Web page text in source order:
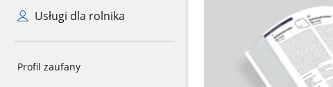
Usługi dla rolnika
Profil zaufany